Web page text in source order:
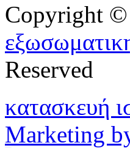
Copyright
Reserved
κατασκευή
Marketing